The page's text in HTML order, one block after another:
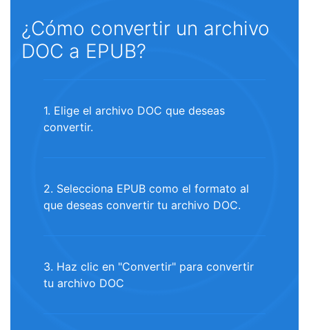
¿Cómo convertir un archivo
DOC a EPUB?
1. Elige el archivo DOC que deseas
convertir.
2. Selecciona EPUB como el formato al
que deseas convertir tu archivo DOC.
3. Haz clic en "Convertir" para convertir
tu archivo DOC